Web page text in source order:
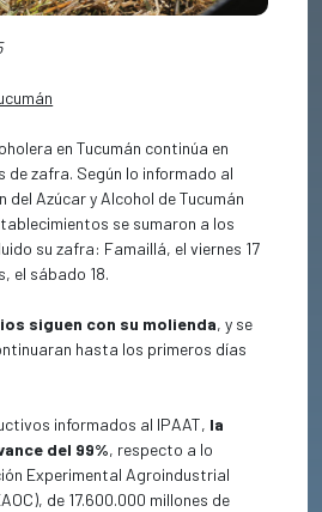
en Tucumán continúa en
de zafra. Según lo informado al
Azúcar y Alcohol de Tucumán
se sumaron a los
su zafra: Famaillá, el viernes 17
el sábado 18.
siguen con su molienda, y se
hasta los primeros días
informados al IPAAT, la
del 99%, respecto a lo
Experimental Agroindustrial
de 17.600.000 millones de